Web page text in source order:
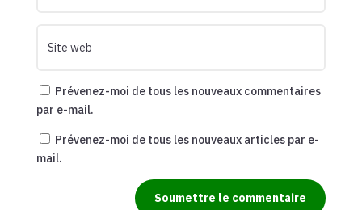
Prévenez-moi de tous les nouveaux commentaires
par e-mail.
Prévenez-moi de tous les nouveaux articles par e-
mail.
Soumettre le commentaire